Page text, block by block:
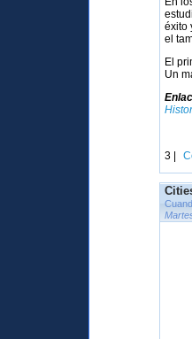
éxito
el
El
Un
3 |